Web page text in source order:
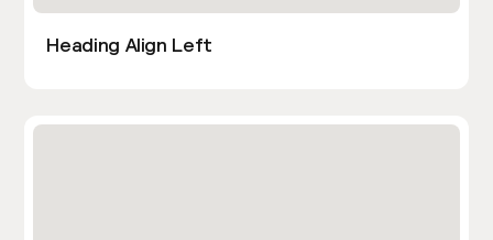
Heading Align Left